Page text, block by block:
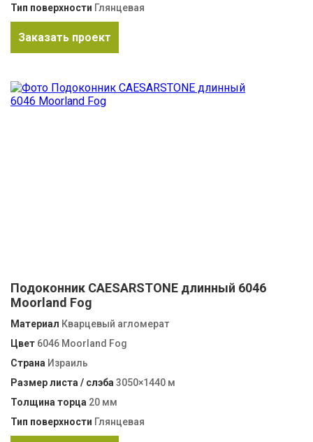
Тип поверхности Глянцевая
Заказать проект
Подоконник CAESARSTONE длинный 6046
Moorland Fog
Материал Кварцевый агломерат
Цвет 6046 Moorland Fog
Страна Израиль
Размер листа / слэба 3050×1440 м
Толщина торца 20 мм
Тип поверхности Глянцевая